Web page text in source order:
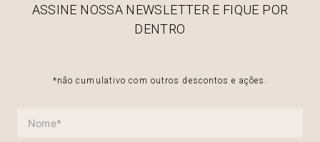
ASSINE NOSSA NEWSLETTER E FIQUE POR
DENTRO
*não cumulativo com outros descontos e ações.